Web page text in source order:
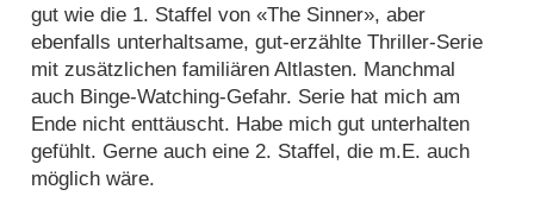
gut wie die 1. Staffel von «The Sinner», aber
ebenfalls unterhaltsame, gut-erzählte Thriller-Serie
mit zusätzlichen familiären Altlasten. Manchmal
auch Binge-Watching-Gefahr. Serie hat mich am
Ende nicht enttäuscht. Habe mich gut unterhalten
gefühlt. Gerne auch eine 2. Staffel, die m.E. auch
möglich wäre.